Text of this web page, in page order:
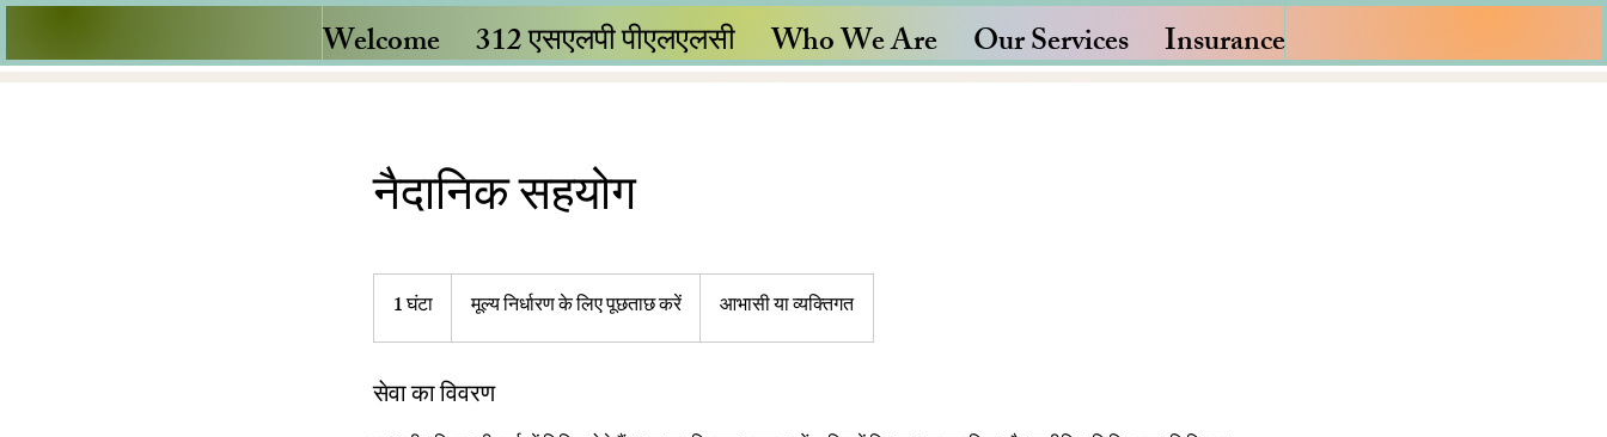
Welcome 312 एसएलपी पीएलएलसी Who We Are Our Services Insurance
नैदानिक सहयोग
1 घंटा
घं
मूल्य निर्धारण के लिए पूछताछ करें आभासी या व्यक्तिगत
सेवा का विवरण